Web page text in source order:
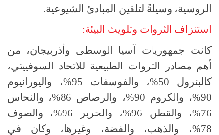
الروسية، وسيلةً لتلقين المبادئ الشيوعية.
استنزاف الثروات وتلويث البيئة:
كانت جمهوريات آسيا الوسطى وأذربيجان، من
أهم مصادر الثروات الطبيعية للاتحاد السوفييتي،
كالبترول 50%، والفوسفات 95%، واليورانيوم
90%، والكروم 90%، والرصاص 86%، والنحاس
76%، والقطن 96%، والحرير 96%، والصوف
78%، والذهب، والفضة، وغيرها، وكان في